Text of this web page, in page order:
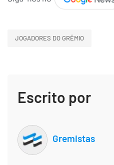
JOGADORES DO GRÊMIO
Escrito por
Gremistas